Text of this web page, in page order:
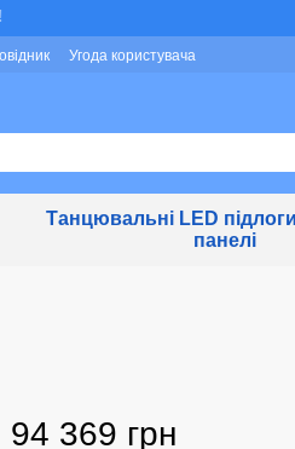
Угода користувача
Танцювальні LED підлоги
панелі
94 369 грн